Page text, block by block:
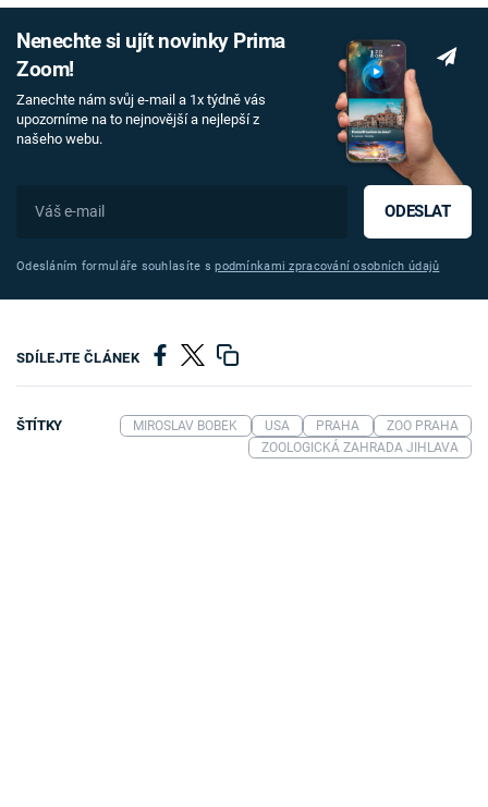
Nenechte si ujít novinky Prima
Zoom!
Zanechte nám svůj e-mail a 1x týdně vás
upozorníme na to nejnovější a nejlepší z
našeho webu.
ODESLAT
Odesláním formuláře souhlasíte spodmínkami zpracování osobních údajů
SDÍLEJTE ČLÁNEK
ŠTÍTKY MIROSLAV BOBEK USA PRAHA
ZOO PRAHA
ZOOLOGICKÁ ZAHRADA JIHLAVA